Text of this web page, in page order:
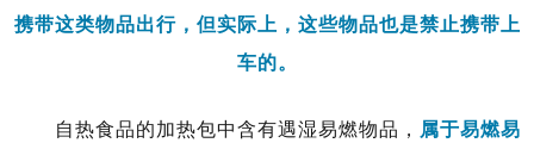
携带这类物品出行，但实际上，这些物品也是禁止携带上
车的。
自热食品的加热包中含有遇湿易燃物品， 属于易燃易